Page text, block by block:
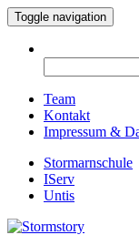
Toggle navigation
nach:
Team
Kontakt
Impressum &
Stormarnschule
IServ
Untis